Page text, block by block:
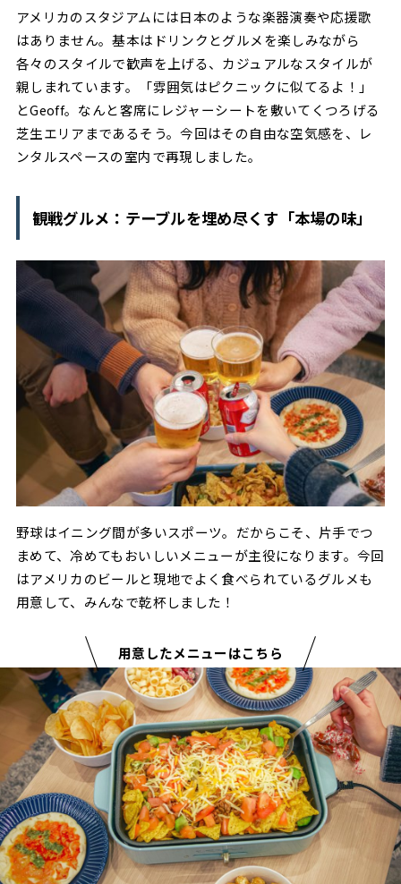
アメリカのスタジアムには日本のような楽器演奏や応援歌
はありません。基本はドリンクとグルメを楽しみながら
各々のスタイルで歓声を上げる、カジュアルなスタイルが
親しまれています。「雰囲気はピクニックに似てるよ！」
とGeoff。なんと客席にレジャーシートを敷いてくつろげる
芝生エリアまであるそう。今回はその自由な空気感を、レ
ンタルスペースの室内で再現しました。
観戦グルメ：テーブルを埋め尽くす「本場の味」
野球はイニング間が多いスポーツ。だからこそ、片手でつ
まめて、冷めてもおいしいメニューが主役になります。今回
はアメリカのビールと現地でよく食べられているグルメも
用意して、みんなで乾杯しました！
用意したメニューはこちら